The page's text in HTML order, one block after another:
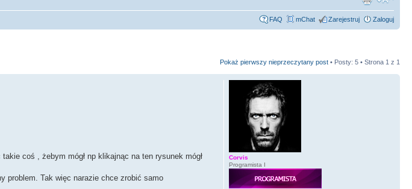
FAQ mChat Zarejestruj Zaloguj
Pokaż pierwszy nieprzeczytany post • Posty: 5 • Strona 1 z 1
coś , żebym mógł np klikajnąc na ten rysunek mógł
problem. Tak więc narazie chce zrobić samo
Corvis
Programista I